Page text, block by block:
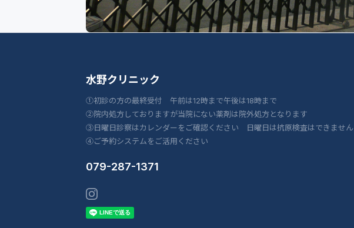
水野クリニック
①初診の方の最終受付 午前は12時まで午後は18時まで
②院内処方しておりますが当院にない薬剤は院外処方となります
③日曜日診察はカレンダーをご確認ください 日曜日は抗原検査はできません
④ご予約システムをご活用ください
079-287-1371